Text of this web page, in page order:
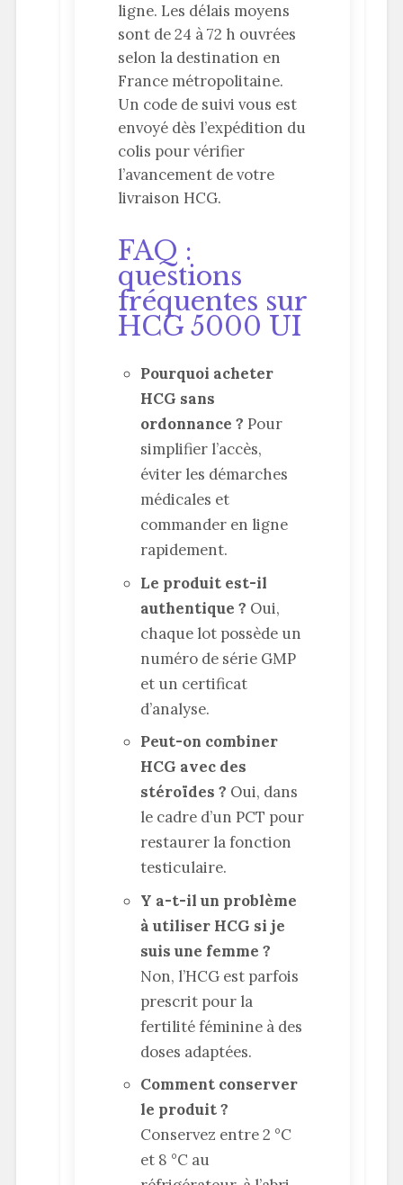
ligne. Les délais moyens
sont de 24 à 72 h ouvrées
selon la destination en
France métropolitaine.
Un code de suivi vous est
envoyé dès l’expédition du
colis pour vérifier
l’avancement de votre
livraison HCG.
FAQ :
questions
fréquentes sur
HCG 5000 UI
Pourquoi acheter
HCG sans
ordonnance ? Pour
simplifier l’accès,
éviter les démarches
médicales et
commander en ligne
rapidement.
Le produit est-il
authentique ? Oui,
chaque lot possède un
numéro de série GMP
et un certificat
d’analyse.
Peut-on combiner
HCG avec des
stéroïdes ? Oui, dans
le cadre d’un PCT pour
restaurer la fonction
testiculaire.
Y a-t-il un problème
à utiliser HCG si je
suis une femme ?
Non, l’HCG est parfois
prescrit pour la
fertilité féminine à des
doses adaptées.
Comment conserver
le produit ?
Conservez entre 2 °C
et 8 °C au